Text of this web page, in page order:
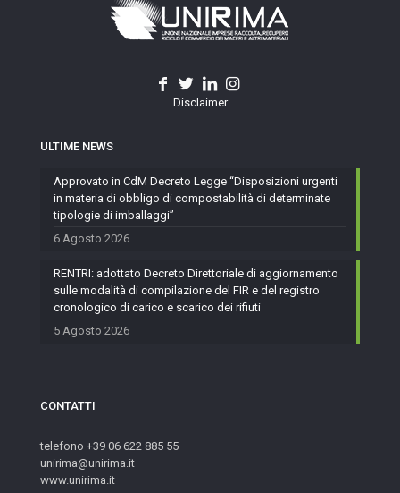
Disclaimer
ULTIME NEWS
Approvato in CdM Decreto Legge “Disposizioni urgenti
in materia di obbligo di compostabilità di determinate
tipologie di imballaggi”
6 Agosto 2026
RENTRI: adottato Decreto Direttoriale di aggiornamento
sulle modalità di compilazione del FIR e del registro
cronologico di carico e scarico dei rifiuti
5 Agosto 2026
CONTATTI
telefono +39 06 622 885 55
unirima@unirima.it
www.unirima.it